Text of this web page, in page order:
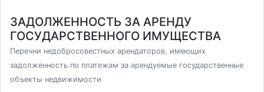
ЗАДОЛЖЕННОСТЬ ЗА АРЕНДУ
ГОСУДАРСТВЕННОГО ИМУЩЕСТВА
Перечни недобросовестных арендаторов, имеющих
задолженность по платежам за арендуемые государственные
объекты недвижимости